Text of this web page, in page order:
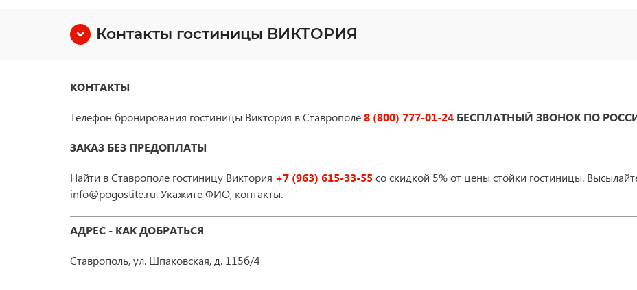
Контакты гостиницы ВИКТОРИЯ
КОНТАКТЫ
Телефон бронирования гостиницы Виктория в Ставрополе8 (800) 777-01-24 БЕСПЛАТНЫЙ ЗВОНОК ПО
ЗАКАЗ БЕЗ ПРЕДОПЛАТЫ
Найти в Ставрополе гостиницу Виктория +7 (963) 615-33-55со скидкой 5% от цены стойки гостиницы.
info@pogostite.ru. Укажите ФИО, контакты.
АДРЕС - КАК ДОБРАТЬСЯ
Ставрополь, ул. Шпаковская, д. 115б/4